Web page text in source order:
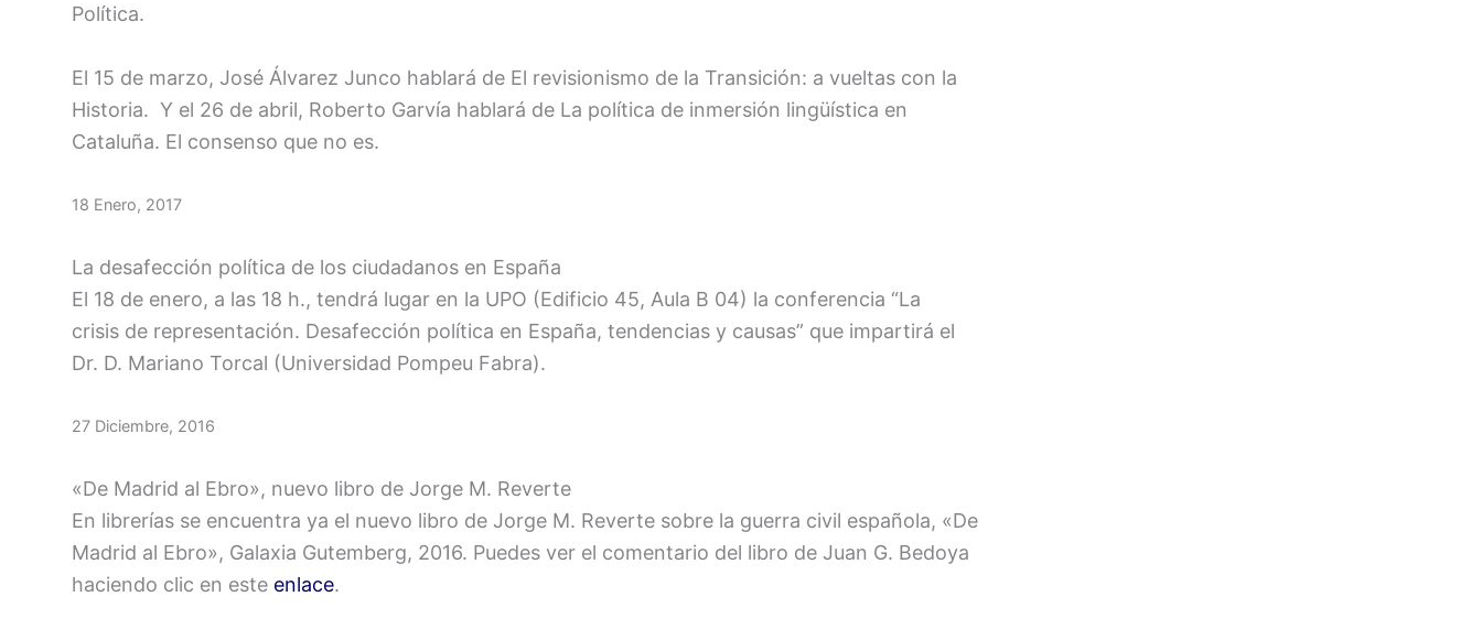
Política.
El 15 de marzo, José Álvarez Junco hablará de El revisionismo de la Transición: a vueltas con la
Historia. Y el 26 de abril, Roberto Garvía hablará de La política de inmersión lingüística en
Cataluña. El consenso que no es.
18 Enero, 2017
La desafección política de los ciudadanos en España
El 18 de enero, a las 18 h., tendrá lugar en la UPO (Edificio 45, Aula B 04) la conferencia “La
crisis de representación. Desafección política en España, tendencias y causas” que impartirá el
Dr. D. Mariano Torcal (Universidad Pompeu Fabra).
27 Diciembre, 2016
«De Madrid al Ebro», nuevo libro de Jorge M. Reverte
En librerías se encuentra ya el nuevo libro de Jorge M. Reverte sobre la guerra civil española, «De
Madrid al Ebro», Galaxia Gutemberg, 2016. Puedes ver el comentario del libro de Juan G. Bedoya
haciendo clic en este enlace.